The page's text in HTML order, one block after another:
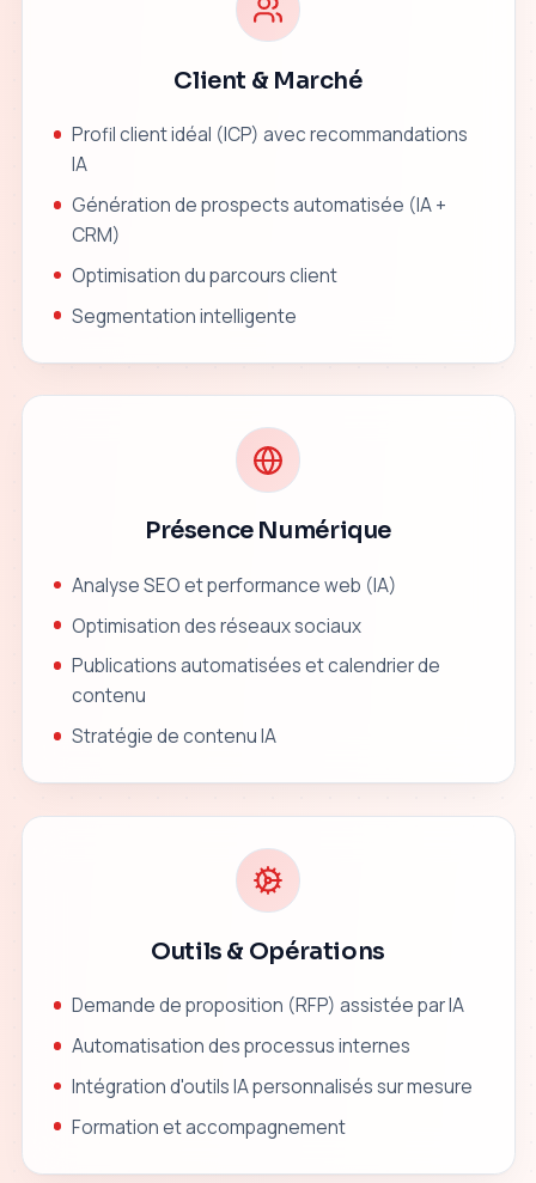
Client & Marché
Profil client idéal (ICP) avec recommandations
IA
Génération de prospects automatisée (IA +
CRM)
Optimisation du parcours client
Segmentation intelligente
Présence Numérique
Analyse SEO et performance web (IA)
Optimisation des réseaux sociaux
Publications automatisées et calendrier de
contenu
Stratégie de contenu IA
Outils & Opérations
Demande de proposition (RFP) assistée par IA
Automatisation des processus internes
Intégration d'outils IA personnalisés sur mesure
Formation et accompagnement